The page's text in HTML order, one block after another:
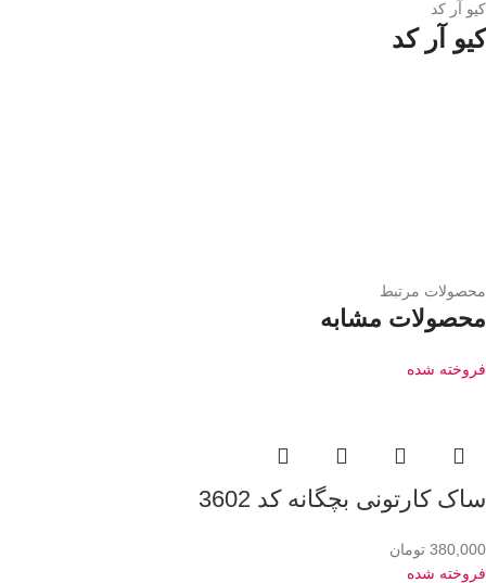
کیو آر کد
کیو آر کد
محصولات مرتبط
محصولات مشابه
فروخته شده
ساک کارتونی بچگانه کد 3602
380,000 تومان
فروخته شده